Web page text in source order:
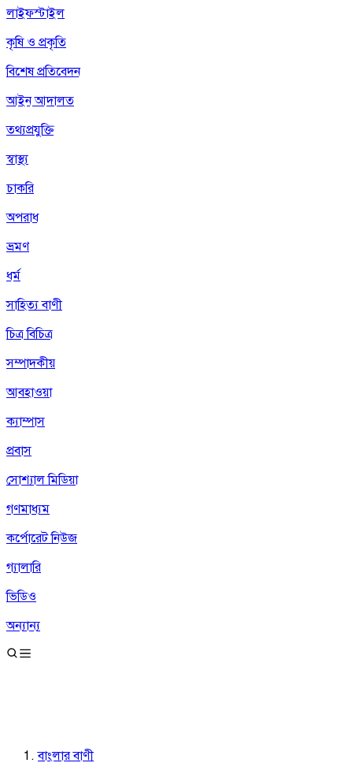
লাইফস্টাইল
কৃষি ও প্রকৃতি
বিশেষ প্রতিবেদন
আইন আদালত
তথ্যপ্রযুক্তি
স্বাস্থ্য
চাকরি
অপরাধ
ভ্রমণ
ধর্ম
সাহিত্য বাণী
চিত্র বিচিত্র
সম্পাদকীয়
আবহাওয়া
ক্যাম্পাস
প্রবাস
সোশ্যাল মিডিয়া
গণমাধ্যম
কর্পোরেট নিউজ
গ্যালারি
ভিডিও
অন্যান্য
বাংলার বাণী